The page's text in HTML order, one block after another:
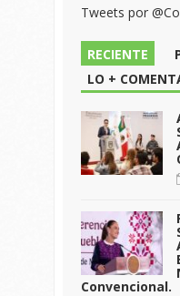
Tweets por
RECIENTE
LO +
Convencional.